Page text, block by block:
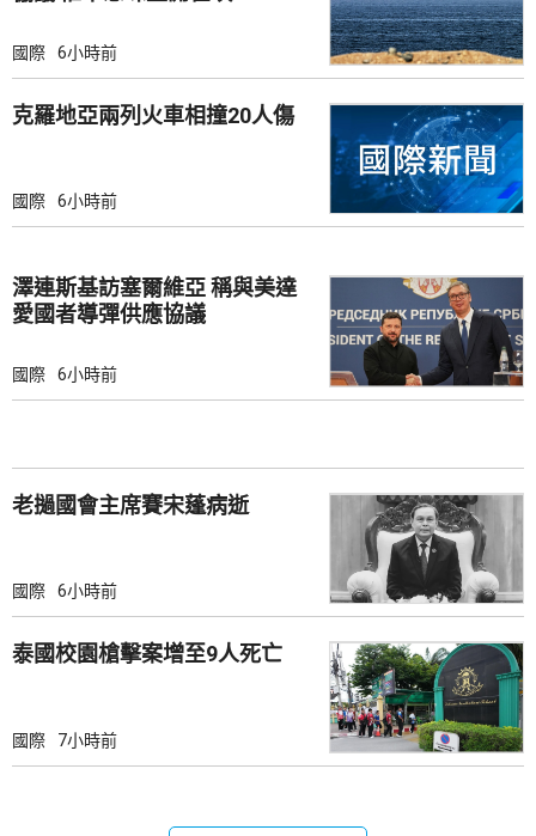
國際 6小時前
克羅地亞兩列火車相撞20人傷
國際 6小時前
澤連斯基訪塞爾維亞 稱與美達
愛國者導彈供應協議
國際 6小時前
老撾國會主席賽宋蓬病逝
國際 6小時前
泰國校園槍擊案增至9人死亡
國際 7小時前